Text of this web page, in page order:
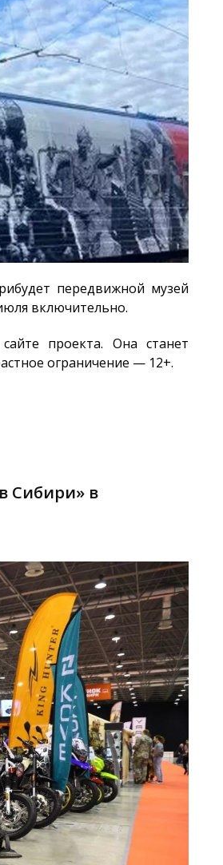
передвижной музей
включительно.
проекта. Она станет
ограничение — 12+.
Сибири» в